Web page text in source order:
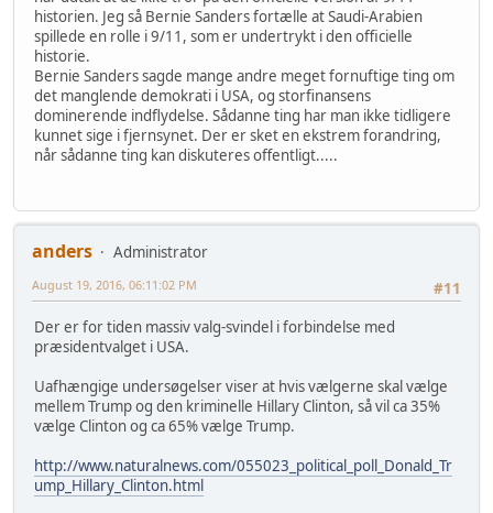
historien. Jeg så Bernie Sanders fortælle at Saudi-Arabien
spillede en rolle i 9/11, som er undertrykt i den officielle
historie.
Bernie Sanders sagde mange andre meget fornuftige ting om
det manglende demokrati i USA, og storfinansens
dominerende indflydelse. Sådanne ting har man ikke tidligere
kunnet sige i fjernsynet. Der er sket en ekstrem forandring,
når sådanne ting kan diskuteres offentligt.....
anders
Administrator
#11
August 19, 2016, 06:11:02 PM
Der er for tiden massiv valg-svindel i forbindelse med
præsidentvalget i USA.
Uafhængige undersøgelser viser at hvis vælgerne skal vælge
mellem Trump og den kriminelle Hillary Clinton, så vil ca 35%
vælge Clinton og ca 65% vælge Trump.
http://www.naturalnews.com/055023_political_poll_Donald_Tr
ump_Hillary_Clinton.html